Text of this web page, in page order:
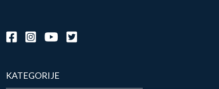
KATEGORIJE